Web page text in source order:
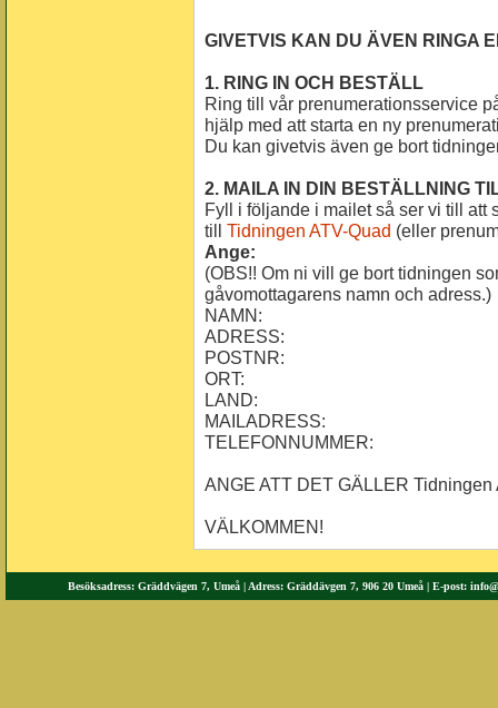
GIVETVIS KAN DU ÄVEN RINGA
1. RING IN OCH BESTÄLL
Ring till vår prenumerationsservice
hjälp med att starta en ny
Du kan givetvis även ge bort
2. MAILA IN DIN BESTÄLLNING
Fyll i följande i mailet så ser vi till att
till Tidningen ATV-Quad (eller
Ange:
(OBS!! Om ni vill ge bort tidningen
gåvomottagarens namn och adress.)
NAMN:
ADRESS:
POSTNR:
ORT:
LAND:
MAILADRESS:
TELEFONNUMMER:
ANGE ATT DET GÄLLER Tidningen
VÄLKOMMEN!
Besöksadress: Gräddvägen 7, Umeå | Adress: Gräddävgen 7, 906 20 Umeå | E-post: